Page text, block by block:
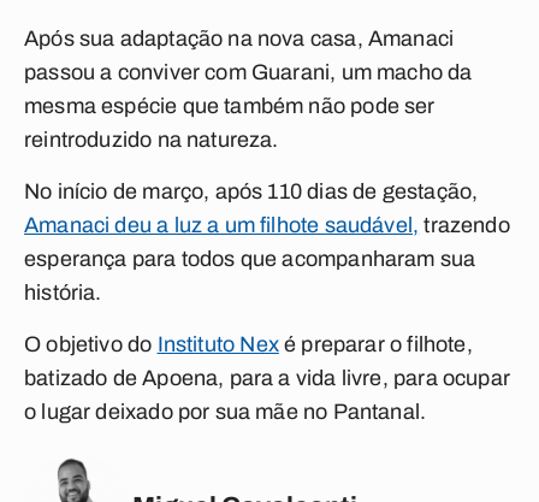
Após sua adaptação na nova casa, Amanaci
passou a conviver com Guarani, um macho da
mesma espécie que também não pode ser
reintroduzido na natureza.
No início de março, após 110 dias de gestação,
Amanaci deu a luz a um filhote saudável, trazendo
esperança para todos que acompanharam sua
história.
O objetivo do Instituto Nexé preparar o filhote,
batizado de Apoena, para a vida livre, para ocupar
o lugar deixado por sua mãe no Pantanal.